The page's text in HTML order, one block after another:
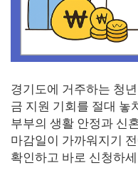
경기도에 거주하는 청
금 지원 기회를 절대 놓
부부의 생활 안정과 신
마감일이 가까워지기
확인하고 바로 신청하